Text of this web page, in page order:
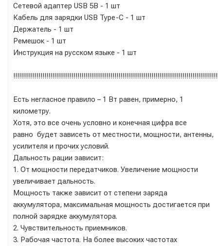
Сетевой адаптер USB 5В - 1 шт
Кабель для зарядки USB Type-C - 1 шт
Держатель - 1 шт
Ремешок - 1 шт
Инструкция на русском языке - 1 шт
!!!!!!!!!!!!!!!!!!!!!!!!!!!!!!!!!!!!!!!!!!!!!!!!!!!!!!!!!!!!!!!!!!!!!!!!!!!!!!!!!!!!!!!!!!!!!!!!!!!!!!!!!
Есть негласное правило – 1 Вт равен, примерно, 1
километру.
Хотя, это все очень условно и конечная цифра все
равно будет зависеть от местности, мощности, антенны,
усилителя и прочих условий.
Дальность рации зависит:
1. От мощности передатчиков. Увеличение мощности
увеличивает дальность.
Мощность также зависит от степени заряда
аккумулятора, максимальная мощность достигается при
полной зарядке аккумулятора.
2. Чувствительность приемников.
3. Рабочая частота. На более высоких частотах